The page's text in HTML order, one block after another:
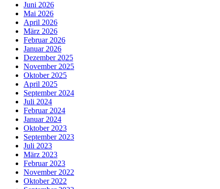
Juni 2026
Mai 2026
April 2026
März 2026
Februar 2026
Januar 2026
Dezember 2025
November 2025
Oktober 2025
April 2025
September 2024
Juli 2024
Februar 2024
Januar 2024
Oktober 2023
September 2023
Juli 2023
März 2023
Februar 2023
November 2022
Oktober 2022